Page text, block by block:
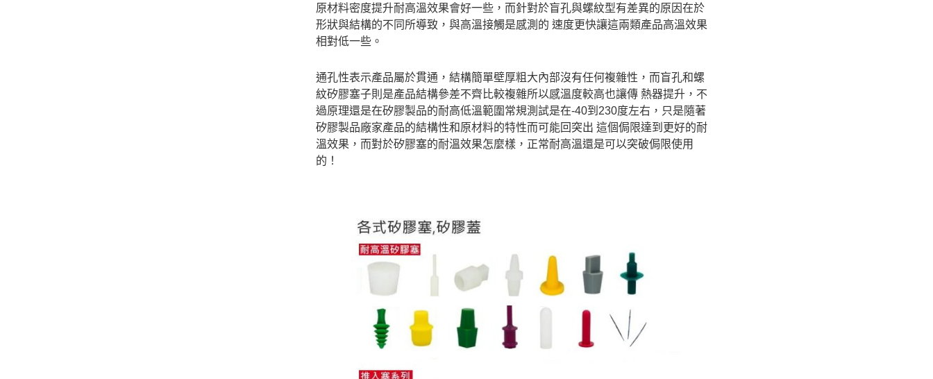
原材料密度提升耐高溫效果會好一些，而針對於盲孔與螺紋型有差異的原因在於
形狀與結構的不同所導致，與高溫接觸是感測的 速度更快讓這兩類產品高溫效果
相對低一些。
通孔性表示產品屬於貫通，結構簡單壁厚粗大內部沒有任何複雜性，而盲孔和螺
紋矽膠塞子則是產品結構參差不齊比較複雜所以感溫度較高也讓傳 熱器提升，不
過原理還是在矽膠製品的耐高低溫範圍常規測試是在-40到230度左右，只是隨著
矽膠製品廠家產品的結構性和原材料的特性而可能回突出 這個侷限達到更好的耐
溫效果，而對於矽膠塞的耐溫效果怎麼樣，正常耐高溫還是可以突破侷限使用
的！
矽膠塞